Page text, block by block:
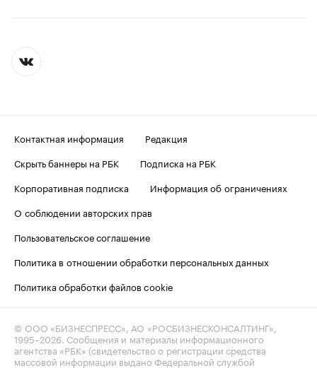
Контактная информация
Редакция
Скрыть баннеры на РБК
Подписка на РБК
Корпоративная подписка
Информация об ограничениях
О соблюдении авторских прав
Пользовательское соглашение
Политика в отношении обработки персональных данных
Политика обработки файлов cookie
© ООО «БИЗНЕСПРЕСС», АО «РОСБИЗНЕСКОНСАЛТИНГ»,
1995–2026. Сообщения и материалы информационного
агентства «РБК» (свидетельство о регистрации средства
массовой информации выдано Федеральной службой